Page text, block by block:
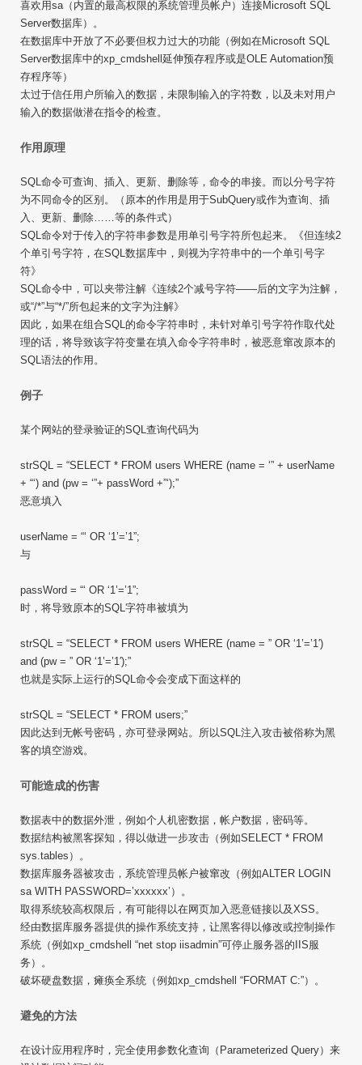
喜欢用sa（内置的最高权限的系统管理员帐户）连接Microsoft SQL
Server数据库）。
在数据库中开放了不必要但权力过大的功能（例如在Microsoft SQL
Server数据库中的xp_cmdshell延伸预存程序或是OLE Automation预
存程序等）
太过于信任用户所输入的数据，未限制输入的字符数，以及未对用户
输入的数据做潜在指令的检查。
作用原理
SQL命令可查询、插入、更新、删除等，命令的串接。而以分号字符
为不同命令的区别。（原本的作用是用于SubQuery或作为查询、插
入、更新、删除……等的条件式）
SQL命令对于传入的字符串参数是用单引号字符所包起来。《但连续2
个单引号字符，在SQL数据库中，则视为字符串中的一个单引号字
符》
SQL命令中，可以夹带注解《连续2个减号字符——后的文字为注解，
或“/*”与“*/”所包起来的文字为注解》
因此，如果在组合SQL的命令字符串时，未针对单引号字符作取代处
理的话，将导致该字符变量在填入命令字符串时，被恶意窜改原本的
SQL语法的作用。
例子
某个网站的登录验证的SQL查询代码为
strSQL = “SELECT * FROM users WHERE (name = ‘” + userName
+ “‘) and (pw = ‘”+ passWord +”‘);”
恶意填入
userName = “‘ OR ‘1’=’1”;
与
passWord = “‘ OR ‘1’=’1”;
时，将导致原本的SQL字符串被填为
strSQL = “SELECT * FROM users WHERE (name = ” OR ‘1’=’1′)
and (pw = ” OR ‘1’=’1′);”
也就是实际上运行的SQL命令会变成下面这样的
strSQL = “SELECT * FROM users;”
因此达到无帐号密码，亦可登录网站。所以SQL注入攻击被俗称为黑
客的填空游戏。
可能造成的伤害
数据表中的数据外泄，例如个人机密数据，帐户数据，密码等。
数据结构被黑客探知，得以做进一步攻击（例如SELECT * FROM
sys.tables）。
数据库服务器被攻击，系统管理员帐户被窜改（例如ALTER LOGIN
sa WITH PASSWORD=’xxxxxx’）。
取得系统较高权限后，有可能得以在网页加入恶意链接以及XSS。
经由数据库服务器提供的操作系统支持，让黑客得以修改或控制操作
系统（例如xp_cmdshell “net stop iisadmin”可停止服务器的IIS服
务）。
破坏硬盘数据，瘫痪全系统（例如xp_cmdshell “FORMAT C:”）。
避免的方法
在设计应用程序时，完全使用参数化查询（Parameterized Query）来